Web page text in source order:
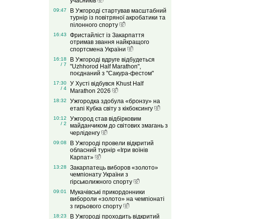
09:47
В Ужгороді стартував масштабний
турнір із повітряної акробатики та
пілонного спорту
16:43
Фристайліст із Закарпаття
отримав звання найкращого
спортсмена України
16:18
/ 7
В Ужгороді вдруге відбудеться
"Uzhhorod Half Marathon",
поєднаний з "Сакура-фестом"
17:30
/ 4
У Хусті відбувся Khust Half
Marathon 2026
18:32
Ужгородка здобула «бронзу» на
етапі Кубка світу з кікбоксингу
10:12
/ 2
Ужгород став відбірковим
майданчиком до світових змагань з
черліденгу
09:08
В Ужгороді провели відкритий
обласний турнір «Ігри воїнів
Карпат»
13:28
Закарпатець виборов «золото»
чемпіонату України з
гірськолижного спорту
09:01
Мукачівські прикордонники
вибороли «золото» на чемпіонаті
з гирьового спорту
18:23
В Ужгороді проходить відкритий